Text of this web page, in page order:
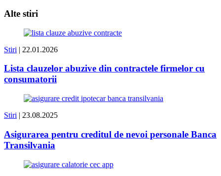
Alte stiri
Stiri | 22.01.2026
Lista clauzelor abuzive din contractele firmelor cu
consumatorii
Stiri | 23.08.2025
Asigurarea pentru creditul de nevoi personale Banca
Transilvania